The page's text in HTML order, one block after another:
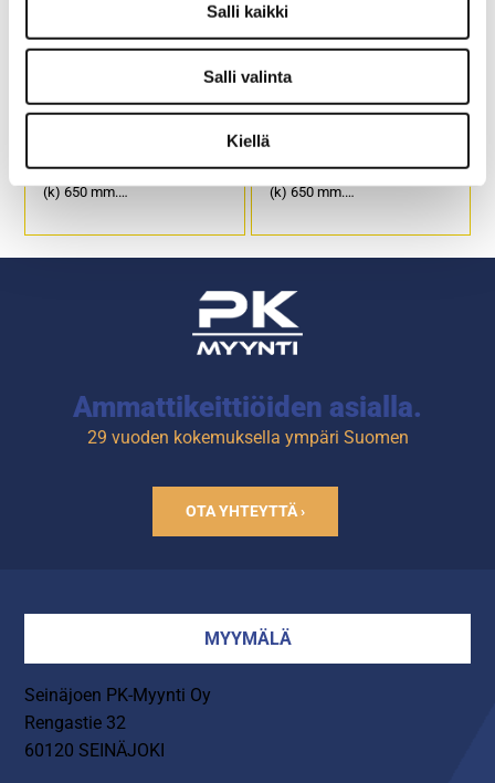
Salli kaikki
Salli valinta
Kiellä
pöytälaitteiden alle AR-LI
Ulkomitat: (l) 900 x (s) 600 x
(k) 650 mm.
Säätöjaloilla.
pöytälaitteiden alle AR-
Ulkomitat: (l) 660 x (s) 600 x
(k) 650 mm.
Säätöjaloilla.
Ammattikeittiöiden asialla.
29 vuoden kokemuksella ympäri Suomen
OTA YHTEYTTÄ ›
MYYMÄLÄ
Seinäjoen PK-Myynti Oy
Rengastie 32
60120 SEINÄJOKI